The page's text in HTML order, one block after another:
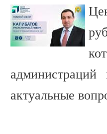
актуальные